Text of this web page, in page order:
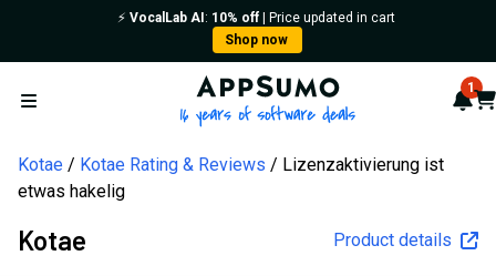
⚡️VocalLab AI : 10% off | Price updated in cart
Shop now
Open menu
AppSumo - 16 years of 1
Kotae Kotae Rating & Reviews
Lizenzaktivierung ist
etwas hakelig
Kotae Product details